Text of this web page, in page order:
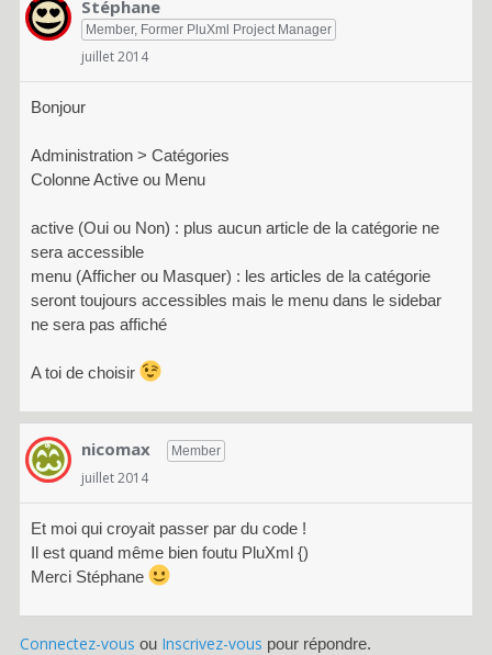
Stéphane
Member, Former PluXml Project Manager
juillet 2014
Bonjour
Administration > Catégories
Colonne Active ou Menu
active (Oui ou Non) : plus aucun article de la catégorie ne
sera accessible
menu (Afficher ou Masquer) : les articles de la catégorie
seront toujours accessibles mais le menu dans le sidebar
ne sera pas affiché
A toi de choisir
nicomax Member
juillet 2014
Et moi qui croyait passer par du code !
Il est quand même bien foutu PluXml {)
Merci Stéphane
Connectez-vous ou Inscrivez-vous pour répondre.